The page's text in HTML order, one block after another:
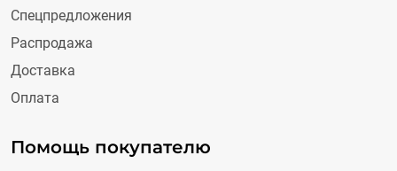
Спецпредложения
Распродажа
Доставка
Оплата
Помощь покупателю